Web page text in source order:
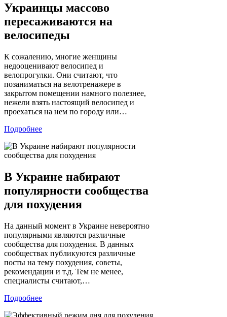
Украинцы массово
пересаживаются на
велосипеды
К сожалению, многие женщины
недооценивают велосипед и
велопрогулки. Они считают, что
позаниматься на велотренажере в
закрытом помещении намного полезнее,
нежели взять настоящий велосипед и
проехаться на нем по городу или…
Подробнее
В Украине набирают
популярности сообщества
для похудения
На данный момент в Украине невероятно
популярными являются различные
сообщества для похудения. В данных
сообществах публикуются различные
посты на тему похудения, советы,
рекомендации и т.д. Тем не менее,
специалисты считают,…
Подробнее